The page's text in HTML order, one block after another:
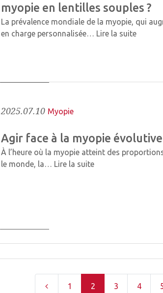
myopie en lentilles souples ?
La prévalence mondiale de la myopie, qui
en charge personnalisée… Lire la suite
2025.07.10 Myopie
Agir face à la myopie
À l’heure où la myopie atteint des
le monde, la… Lire la suite
1 2 3 4